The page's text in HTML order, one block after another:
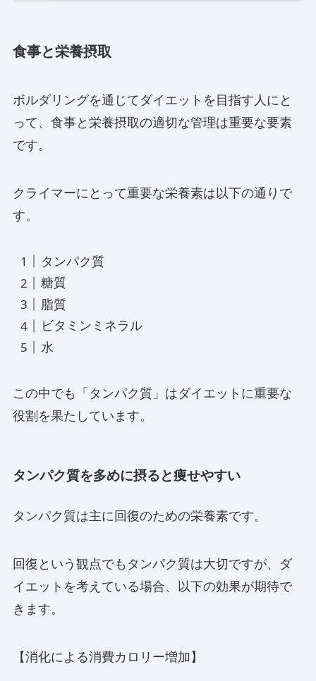
食事と栄養摂取
ボルダリングを通じてダイエットを目指す人にと
って、食事と栄養摂取の適切な管理は重要な要素
です。
クライマーにとって重要な栄養素は以下の通りで
す。
タンパク質
糖質
脂質
ビタミンミネラル
水
この中でも「タンパク質」はダイエットに重要な
役割を果たしています。
タンパク質を多めに摂ると痩せやすい
タンパク質は主に回復のための栄養素です。
回復という観点でもタンパク質は大切ですが、ダ
イエットを考えている場合、以下の効果が期待で
きます。
【消化による消費カロリー増加】